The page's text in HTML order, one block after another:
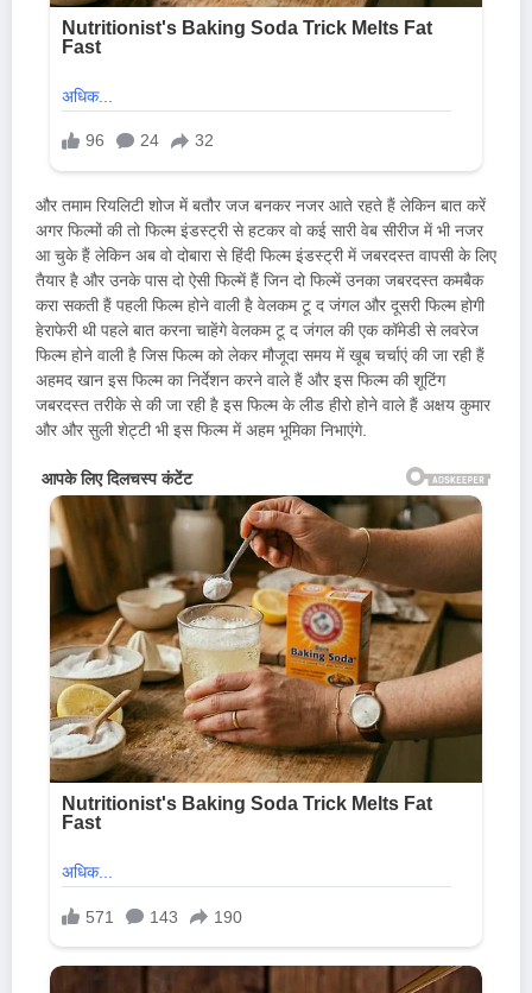
और तमाम रियलिटी शोज में बतौर जज बनकर नजर आते रहते हैं लेकिन बात करें
अगर फिल्मों की तो फिल्म इंडस्ट्री से हटकर वो कई सारी वेब सीरीज में भी नजर
आ चुके हैं लेकिन अब वो दोबारा से हिंदी फिल्म इंडस्ट्री में जबरदस्त वापसी के लिए
तैयार है और उनके पास दो ऐसी फिल्में हैं जिन दो फिल्में उनका जबरदस्त कमबैक
करा सकती हैं पहली फिल्म होने वाली है वेलकम टू द जंगल और दूसरी फिल्म होगी
हेराफेरी थी पहले बात करना चाहेंगे वेलकम टू द जंगल की एक कॉमेडी से लवरेज
फिल्म होने वाली है जिस फिल्म को लेकर मौजूदा समय में खूब चर्चाएं की जा रही हैं
अहमद खान इस फिल्म का निर्देशन करने वाले हैं और इस फिल्म की शूटिंग
जबरदस्त तरीके से की जा रही है इस फिल्म के लीड हीरो होने वाले हैं अक्षय कुमार
और और सुली शेट्टी भी इस फिल्म में अहम भूमिका निभाएंगे.